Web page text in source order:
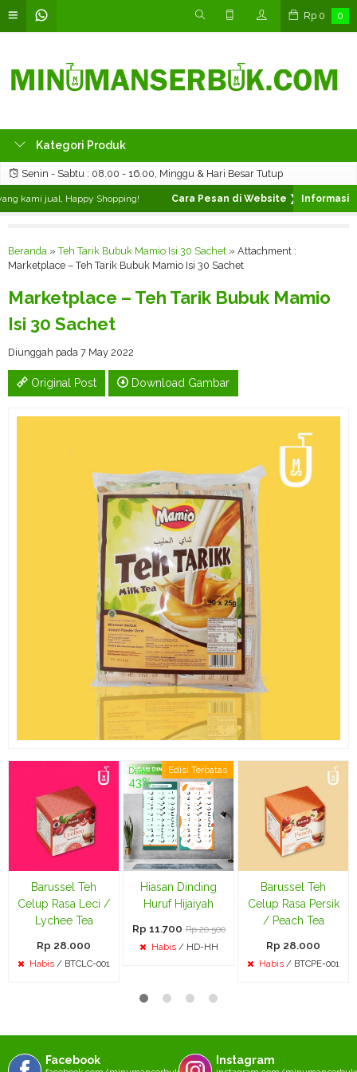
Rp 0 0
Kategori Produk
Senin - Sabtu : 08.00 - 16.00, Minggu & Hari Besar Tutup
kami jual, Happy Shopping! Cara Pesan di Website ❯ Silahkan pilih
Beranda »Teh Tarik Bubuk Mamio Isi 30 Sachet » Attachment :
Marketplace – Teh Tarik Bubuk Mamio Isi 30 Sachet
Marketplace – Teh Tarik Bubuk Mamio
Isi 30 Sachet
Diunggah pada 7 May 2022
Original Post Download Gambar
Barussel Teh
Celup Rasa Leci /
Lychee Tea
Rp 28.000
Habis / BTCLC-001
Edisi Terbatas
Diskon
43%
Hiasan Dinding
Huruf Hijaiyah
Rp 11.700 Rp 20.500
Habis/ HD-HH
Barussel Teh
Celup Rasa Persik
/ Peach Tea
Rp 28.000
Habis / BTCPE-001
Facebook Instagram